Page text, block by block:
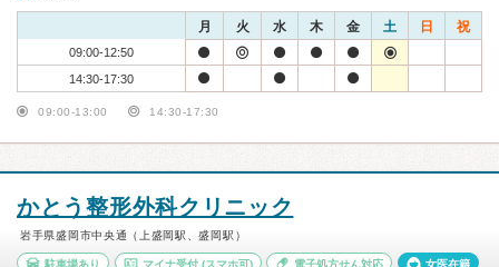
月 火 水 木 金 土 日 祝
09:00-12:50
14:30-17:30
09:00-13:00 14:30-17:30
かとう整形外科クリニック
岩手県盛岡市中央通（上盛岡駅、盛岡駅）
駐車場あり マイナ受付(スマホ可) 電子処方せん対応 女医在籍